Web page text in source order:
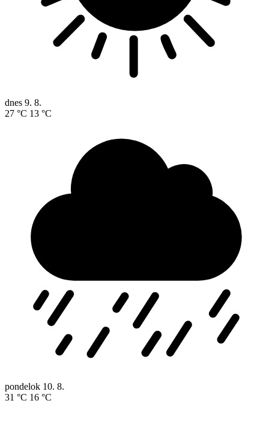
dnes 9. 8.
27 °C 13 °C
pondelok 10. 8.
31 °C 16 °C